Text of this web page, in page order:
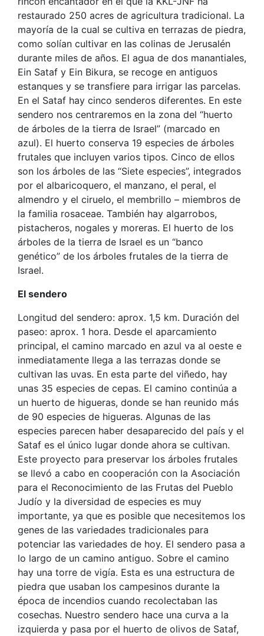
restaurado 250 acres de agricultura tradicional. La
mayoría de la cual se cultiva en terrazas de piedra,
como solían cultivar en las colinas de Jerusalén
durante miles de años. El agua de dos manantiales,
Ein Sataf y Ein Bikura, se recoge en antiguos
estanques y se transfiere para irrigar las parcelas.
En el Sataf hay cinco senderos diferentes. En este
sendero nos centraremos en la zona del “huerto
de árboles de la tierra de Israel” (marcado en
azul). El huerto conserva 19 especies de árboles
frutales que incluyen varios tipos. Cinco de ellos
son los árboles de las “Siete especies”, integrados
por el albaricoquero, el manzano, el peral, el
almendro y el ciruelo, el membrillo – miembros de
la familia rosaceae. También hay algarrobos,
pistacheros, nogales y moreras. El huerto de los
árboles de la tierra de Israel es un “banco
genético” de los árboles frutales de la tierra de
Israel.
El sendero
Longitud del sendero: aprox. 1,5 km. Duración del
paseo: aprox. 1 hora. Desde el aparcamiento
principal, el camino marcado en azul va al oeste e
inmediatamente llega a las terrazas donde se
cultivan las uvas. En esta parte del viñedo, hay
unas 35 especies de cepas. El camino continúa a
un huerto de higueras, donde se han reunido más
de 90 especies de higueras. Algunas de las
especies parecen haber desaparecido del país y el
Sataf es el único lugar donde ahora se cultivan.
Este proyecto para preservar los árboles frutales
se llevó a cabo en cooperación con la Asociación
para el Reconocimiento de las Frutas del Pueblo
Judío y la diversidad de especies es muy
importante, ya que es posible que necesitemos los
genes de las variedades tradicionales para
potenciar las variedades de hoy. El sendero pasa a
lo largo de un camino antiguo. Sobre el camino
hay una torre de vigía. Esta es una estructura de
piedra que usaban los campesinos durante la
época de incendios cuando recolectaban las
cosechas. Nuestro sendero hace una curva a la
izquierda y pasa por el huerto de olivos de Sataf,